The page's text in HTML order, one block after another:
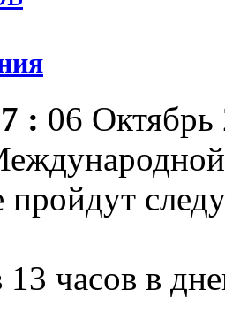
: 06
пройдут
13 часов в